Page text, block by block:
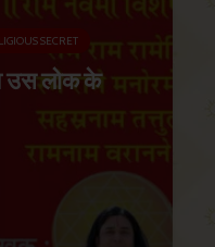
SECRET
उस लोक के